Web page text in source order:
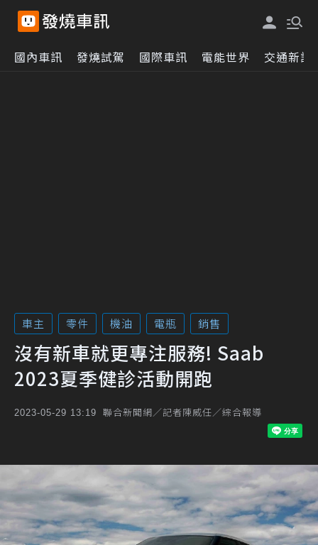
國內車訊 發燒試駕 國際車訊 電能世界 交通新訊
車主 零件 機油 電瓶 銷售
沒有新車就更專注服務! Saab
2023夏季健診活動開跑
2023-05-29 13:19 聯合新聞網／記者陳威任／綜合報導